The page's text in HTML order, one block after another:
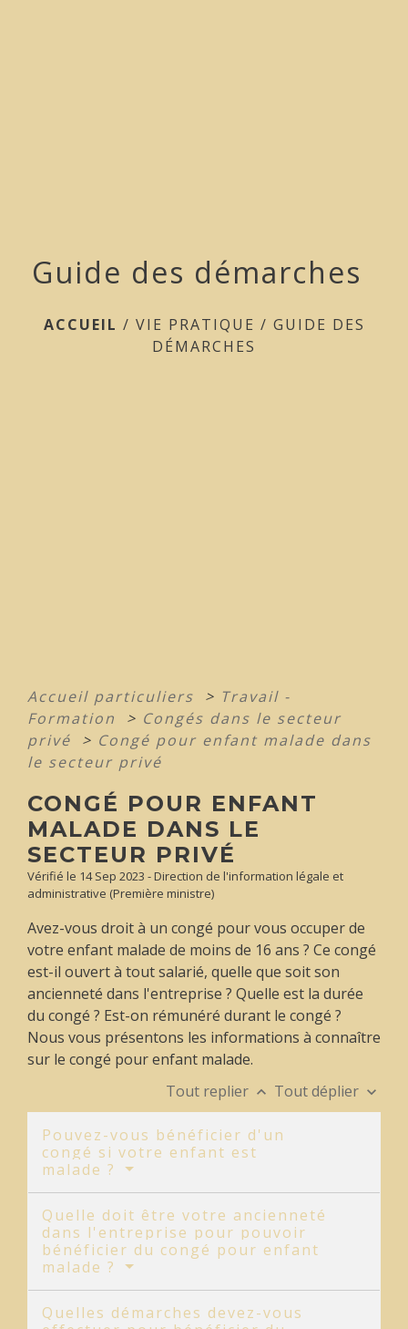
Guide des démarches
ACCUEIL / VIE PRATIQUE / GUIDE DES
DÉMARCHES
Accueil particuliers > Travail -
Formation
> Congés dans le secteur
privé
> Congé pour enfant malade dans
le secteur privé
CONGÉ POUR ENFANT
MALADE DANS LE
SECTEUR PRIVÉ
Vérifié le 14 Sep 2023 - Direction de l'information légale et
administrative (Première ministre)
Avez-vous droit à un congé pour vous occuper de
votre enfant malade de moins de 16 ans ? Ce congé
est-il ouvert à tout salarié, quelle que soit son
ancienneté dans l'entreprise ? Quelle est la durée
du congé ? Est-on rémunéré durant le congé ?
Nous vous présentons les informations à connaître
sur le congé pour enfant malade.
Tout replier keyboard_arrow_up Tout déplier keyboard_arrow_down
Pouvez-vous bénéficier d'un
congé si votre enfant est
malade ?
Quelle doit être votre ancienneté
dans l'entreprise pour pouvoir
bénéficier du congé pour enfant
malade ?
Quelles démarches devez-vous